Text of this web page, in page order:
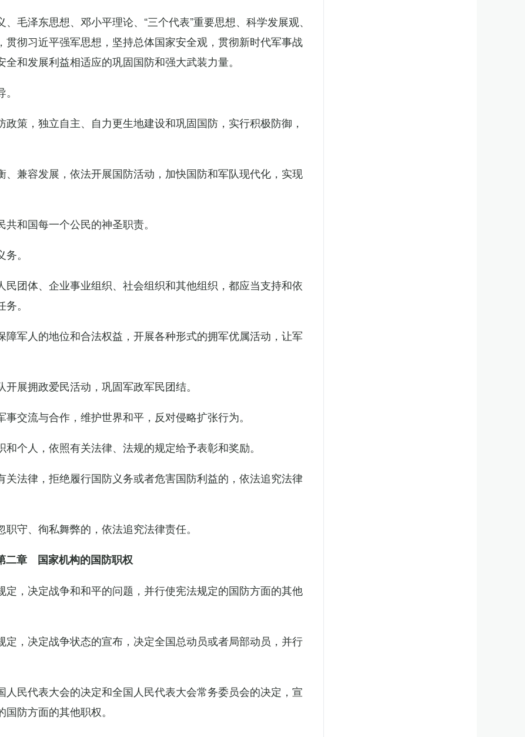
毛泽东思想、邓小平理论、“三个代表”重要思想、科学发展观、
彻习近平强军思想，坚持总体国家安全观，贯彻新时代军事战
和发展利益相适应的巩固国防和强大武装力量。
策，独立自主、自力更生地建设和巩固国防，实行积极防御，
兼容发展，依法开展国防活动，加快国防和军队现代化，实现
和国每一个公民的神圣职责。
。
团体、企业事业组织、社会组织和其他组织，都应当支持和依
。
军人的地位和合法权益，开展各种形式的拥军优属活动，让军
展拥政爱民活动，巩固军政军民团结。
交流与合作，维护世界和平，反对侵略扩张行为。
个人，依照有关法律、法规的规定给予表彰和奖励。
法律，拒绝履行国防义务或者危害国防利益的，依法追究法律
守、徇私舞弊的，依法追究法律责任。
二章 国家机构的国防职权
，决定战争和和平的问题，并行使宪法规定的国防方面的其他
，决定战争状态的宣布，决定全国总动员或者局部动员，并行
民代表大会的决定和全国人民代表大会常务委员会的决定，宣
防方面的其他职权。